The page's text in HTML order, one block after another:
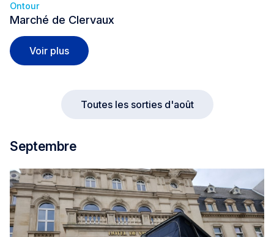
Marché de Clervaux
Ontour
Voir plusMarché de Clervaux
Toutes les sorties d'août
Septembre